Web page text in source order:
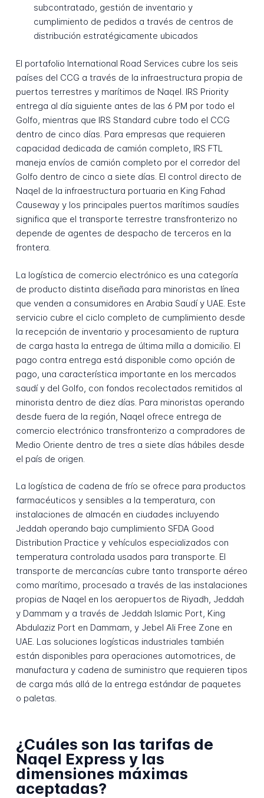
subcontratado, gestión de inventario y
cumplimiento de pedidos a través de centros de
distribución estratégicamente ubicados
El portafolio International Road Services cubre los seis
países del CCG a través de la infraestructura propia de
puertos terrestres y marítimos de Naqel. IRS Priority
entrega al día siguiente antes de las 6 PM por todo el
Golfo, mientras que IRS Standard cubre todo el CCG
dentro de cinco días. Para empresas que requieren
capacidad dedicada de camión completo, IRS FTL
maneja envíos de camión completo por el corredor del
Golfo dentro de cinco a siete días. El control directo de
Naqel de la infraestructura portuaria en King Fahad
Causeway y los principales puertos marítimos saudíes
significa que el transporte terrestre transfronterizo no
depende de agentes de despacho de terceros en la
frontera.
La logística de comercio electrónico es una categoría
de producto distinta diseñada para minoristas en línea
que venden a consumidores en Arabia Saudí y UAE. Este
servicio cubre el ciclo completo de cumplimiento desde
la recepción de inventario y procesamiento de ruptura
de carga hasta la entrega de última milla a domicilio. El
pago contra entrega está disponible como opción de
pago, una característica importante en los mercados
saudí y del Golfo, con fondos recolectados remitidos al
minorista dentro de diez días. Para minoristas operando
desde fuera de la región, Naqel ofrece entrega de
comercio electrónico transfronterizo a compradores de
Medio Oriente dentro de tres a siete días hábiles desde
el país de origen.
La logística de cadena de frío se ofrece para productos
farmacéuticos y sensibles a la temperatura, con
instalaciones de almacén en ciudades incluyendo
Jeddah operando bajo cumplimiento SFDA Good
Distribution Practice y vehículos especializados con
temperatura controlada usados para transporte. El
transporte de mercancías cubre tanto transporte aéreo
como marítimo, procesado a través de las instalaciones
propias de Naqel en los aeropuertos de Riyadh, Jeddah
y Dammam y a través de Jeddah Islamic Port, King
Abdulaziz Port en Dammam, y Jebel Ali Free Zone en
UAE. Las soluciones logísticas industriales también
están disponibles para operaciones automotrices, de
manufactura y cadena de suministro que requieren tipos
de carga más allá de la entrega estándar de paquetes
o paletas.
¿Cuáles son las tarifas de
Naqel Express y las
dimensiones máximas
aceptadas?